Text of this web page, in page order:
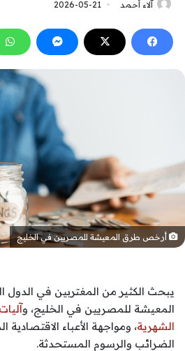
آلاء أحمد 2026-05-21
أرخص طرق المعيشة للمصريين في الخليج
يبحث الكثير من المغتربين في
المعيشة للمصريين في الخليج، و
الشهرية، ومواجهة الأعباء الاقتصادية
الضرائب والرسوم المستحدثة.